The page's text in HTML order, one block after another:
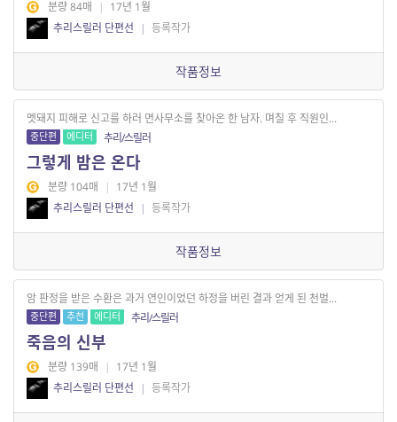
분량 84매 | 17년 1월
추리스릴러 단편선
| 등록작가
작품정보
멧돼지 피해로 신고를 하러 면사무소를 찾아온 한 남자. 며칠 후 직원인...
중단편 에디터 추리/스릴러
그렇게 밤은 온다
분량 104매 | 17년 1월
추리스릴러 단편선
| 등록작가
작품정보
암 판정을 받은 수환은 과거 연인이었던 하정을 버린 결과 얻게 된 천벌...
중단편 추천 에디터 추리/스릴러
죽음의 신부
분량 139매 | 17년 1월
추리스릴러 단편선
| 등록작가